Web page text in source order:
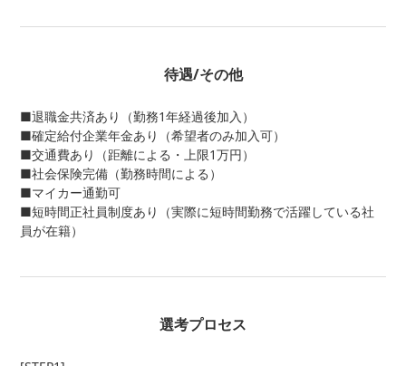
待遇/その他
■退職金共済あり（勤務1年経過後加入）
■確定給付企業年金あり（希望者のみ加入可）
■交通費あり（距離による・上限1万円）
■社会保険完備（勤務時間による）
■マイカー通勤可
■短時間正社員制度あり（実際に短時間勤務で活躍している社
員が在籍）
選考プロセス